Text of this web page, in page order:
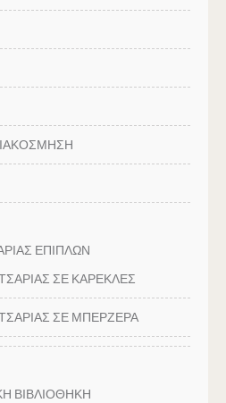
ΕΠΙΠΛΩΝ
ΣΕ ΚΑΡΕΚΛΕΣ
ΣΕ ΜΠΕΡΖΕΡΑ
ΒΙΒΛΙΟΘΗΚΗ